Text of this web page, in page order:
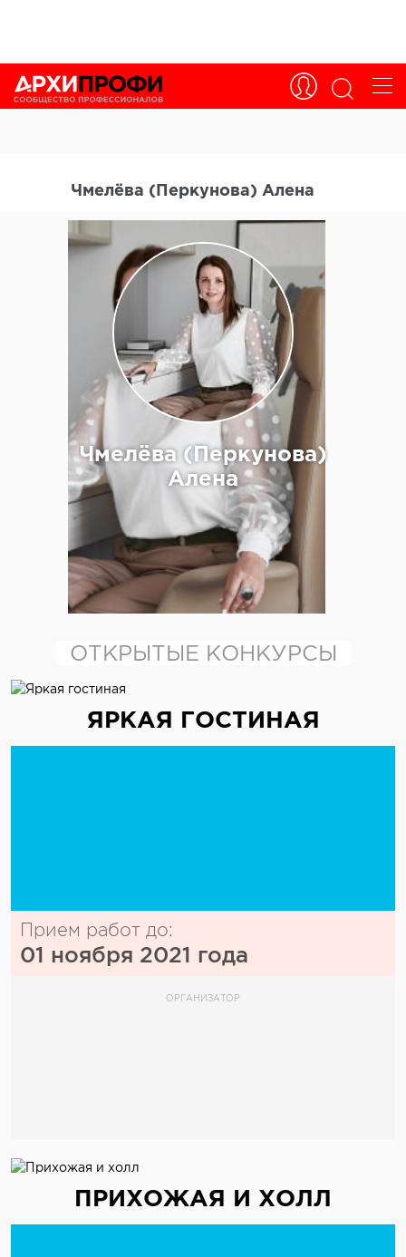
Чмелёва (Перкунова) Алена
Чмелёва (Перкунова)
Алена
ОТКРЫТЫЕ КОНКУРСЫ
ЯРКАЯ ГОСТИНАЯ
Прием работ до:
01 ноября 2021 года
ОРГАНИЗАТОР
ПРИХОЖАЯ И ХОЛЛ